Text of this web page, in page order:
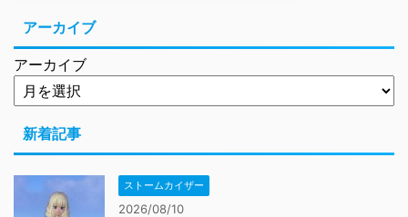
アーカイブ
アーカイブ
新着記事
ストームカイザー
2026/08/10